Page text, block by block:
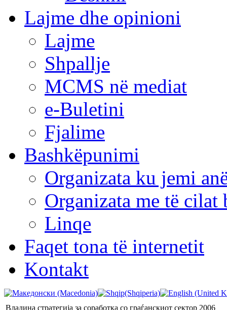
Lajme dhe opinioni
Lajme
Shpallje
MCMS në mediat
e-Buletini
Fjalime
Bashkëpunimi
Organizata ku jemi
Organizata me të cilat
Linqe
Faqet tona të internetit
Kontakt
Владина стратегија за соработка со граѓанскиот сектор 2006